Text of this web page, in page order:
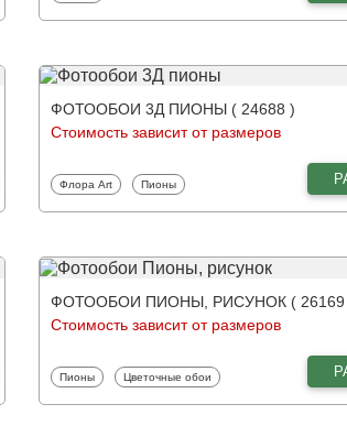
ФОТООБОИ 3Д ПИОНЫ ( 24688 )
Стоимость зависит от размеров
Фотообои
Флора Art Фотообои
Пионы
ФОТООБОИ ПИОНЫ, РИСУНОК ( 26169
Стоимость зависит от размеров
Фотообои
Пионы Фотообои
Цветочные обои